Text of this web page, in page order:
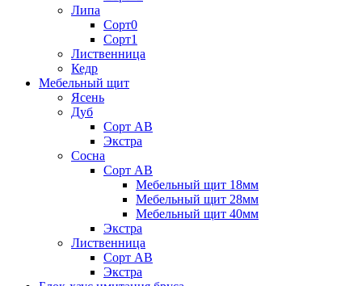
Липа
Сорт0
Сорт1
Лиственница
Кедр
Мебельный щит
Ясень
Дуб
Сорт АВ
Экстра
Сосна
Сорт АВ
Мебельный щит 18мм
Мебельный щит 28мм
Мебельный щит 40мм
Экстра
Лиственница
Сорт АВ
Экстра